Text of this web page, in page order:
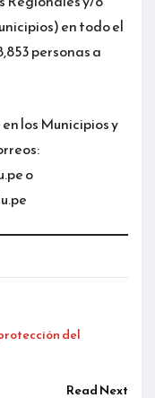
en todo el
personas a
los Municipios y
o
del
Read Next